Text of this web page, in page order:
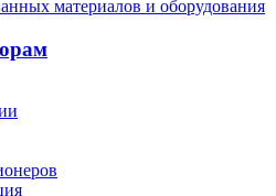
материалов и оборудования